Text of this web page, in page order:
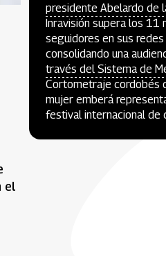
el
presidente Abelardo de
Inravisión supera los 11
seguidores en sus redes
consolidando una
través del Sistema de
Cortometraje cordobés
mujer emberá
festival internacional de